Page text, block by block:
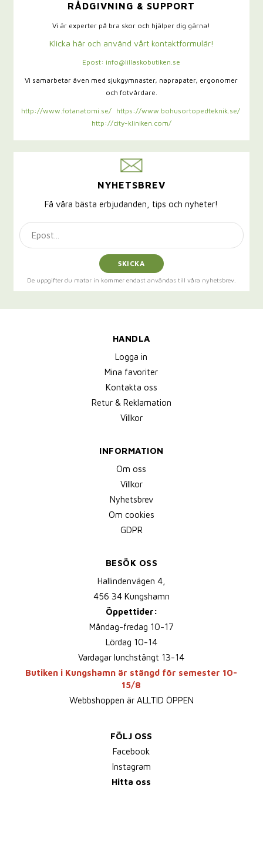
RÅDGIVNING & SUPPORT
Vi är experter på bra skor och hjälper dig gärna!
Klicka här och använd vårt kontaktformulär!
Epost: info@lillaskobutiken.se
Vi samarbetar även med sjukgymnaster, naprapater, ergonomer
och fotvårdare.
http://www.fotanatomi.se/
https://www.bohusortopedteknik.se/
http://city-kliniken.com/
NYHETSBREV
Få våra bästa erbjudanden, tips och nyheter!
SKICKA
De uppgifter du matar in kommer endast användas till våra nyhetsbrev.
HANDLA
Logga in
Mina favoriter
Kontakta oss
Retur & Reklamation
Villkor
INFORMATION
Om oss
Villkor
Nyhetsbrev
Om cookies
GDPR
BESÖK OSS
Hallindenvägen 4,
456 34 Kungshamn
Öppettider:
Måndag-fredag 10-17
Lördag 10-14
Vardagar lunchstängt 13-14
Butiken i Kungshamn är stängd för semester 10-
15/8
Webbshoppen är ALLTID ÖPPEN
FÖLJ OSS
Facebook
Instagram
Hitta oss